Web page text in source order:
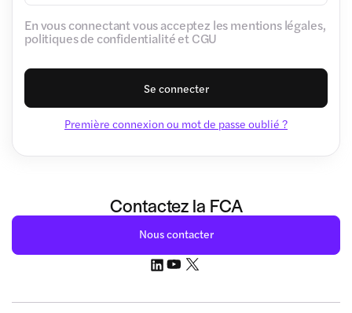
En vous connectant vous acceptez les mentions légales,
politiques de confidentialité et CGU
Se connecter
Première connexion ou mot de passe oublié ?
Contactez la FCA
Nous contacter